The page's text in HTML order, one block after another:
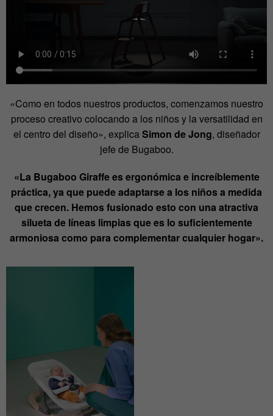
«Como en todos nuestros productos, comenzamos nuestro
proceso creativo colocando a los niños y la versatilidad en
el centro del diseño», explicaSimon de Jong, diseñador
jefe de Bugaboo.
«La Bugaboo Giraffe es ergonómica e increíblemente
práctica, ya que puede adaptarse a los niños a medida
que crecen. Hemos fusionado esto con una atractiva
silueta de líneas limpias que es lo suficientemente
armoniosa como para complementar cualquier hogar».